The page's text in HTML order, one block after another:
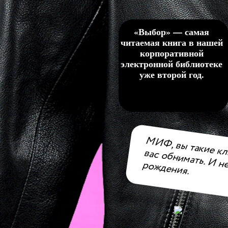
, вы такие классные, что хочется
вас
не
рождения.
«Выбор» — самая
читаемая книга в нашей
корпоративной
электронной библиотеке
уже второй год.